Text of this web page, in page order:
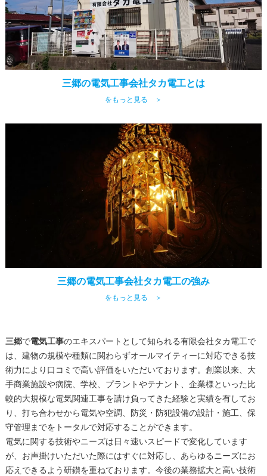
三郷の電気工事会社タカ電工とは
をもっと見る ＞
三郷の電気工事会社タカ電工の強み
をもっと見る ＞
三郷で電気工事のエキスパートとして知られる有限会社タカ電工で
は、建物の規模や種類に関わらずオールマイティーに対応できる技
術力により口コミで高い評価をいただいております。創業以来、大
手商業施設や病院、学校、プラントやテナント、企業様といった比
較的大規模な電気関連工事を請け負ってきた経験と実績を有してお
り、打ち合わせから電気や空調、防災・防犯設備の設計・施工、保
守管理までをトータルで対応することができます。
電気に関する技術やニーズは日々速いスピードで変化しています
が、お声掛けいただいた際にはすぐに対応し、あらゆるニーズにお
応えできるよう研鑚を重ねております。今後の業務拡大と高い技術